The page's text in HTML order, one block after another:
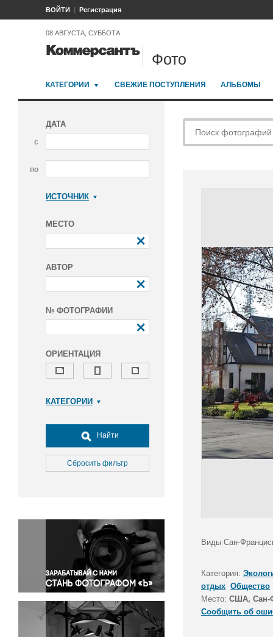
ВОЙТИ Регистрация
08 АВГУСТА, СУББОТА
Фото
КАТЕГОРИИ СВЕЖИЕ ПОСТУПЛЕНИЯ АЛЬБОМЫ
ДАТА
с
по
ИСТОЧНИК
МЕСТО
АВТОР
№ ФОТОГРАФИИ
ОРИЕНТАЦИЯ
КАТЕГОРИИ
Досуг, туризм и отдых
Культура
Медицина
Окружающая среда
Политика
Правосудие
Происшествия и конфликты
Религия
Светская жизнь
Спорт
Экология
Найти
Сбросить фильтр
Виды Сан-
Категория:
отдых Общество
Место: США, Сан-
Сообщить об